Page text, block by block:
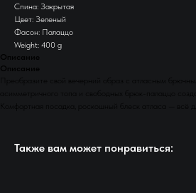
Спина: Закрытая
Цвет: Зеленый
Фасон: Палаццо
Weight: 400 g
Описание
Описание
Преобразите свой вечерний образ с атласным
асимметричного топа и свободных брюк-палаццо
Комфортная посадка, роскошный блеск атласа — всё
Также вам может понравиться: